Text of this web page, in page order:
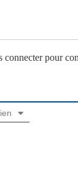
connecter pour